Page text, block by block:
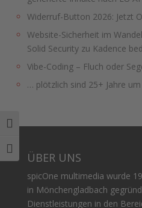
Umschalten auf hohe
Schrift vergrößern
Widerruf-Button 2026: Jetzt
Website-Sicherheit im
Solid Security zu Kadence
Vibe-Coding – Fluch oder
… plötzlich sind 25+ Jahre um
ÜBER UNS
spicOne multimedia wurde
in Mönchengladbach
Dienstleistungen in den